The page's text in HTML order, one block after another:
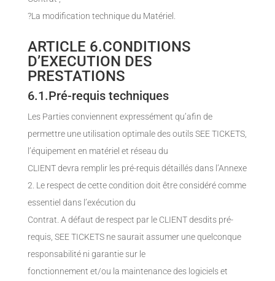
?La modification technique du Matériel.
ARTICLE 6.CONDITIONS
D’EXECUTION DES
PRESTATIONS
6.1.Pré-requis techniques
Les Parties conviennent expressément qu’afin de
permettre une utilisation optimale des outils SEE TICKETS,
l’équipement en matériel et réseau du
CLIENT devra remplir les pré-requis détaillés dans l’Annexe
2. Le respect de cette condition doit être considéré comme
essentiel dans l’exécution du
Contrat. A défaut de respect par le CLIENT desdits pré-
requis, SEE TICKETS ne saurait assumer une quelconque
responsabilité ni garantie sur le
fonctionnement et/ou la maintenance des logiciels et